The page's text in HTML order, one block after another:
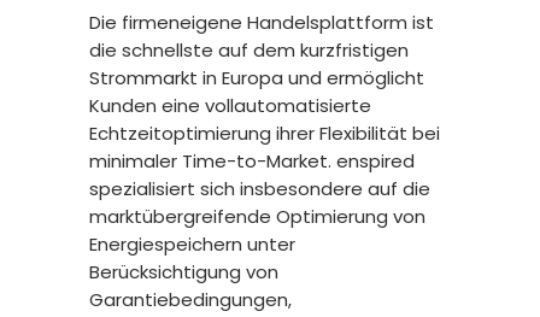
Die firmeneigene Handelsplattform ist
die schnellste auf dem kurzfristigen
Strommarkt in Europa und ermöglicht
Kunden eine vollautomatisierte
Echtzeitoptimierung ihrer Flexibilität bei
minimaler Time-to-Market. enspired
spezialisiert sich insbesondere auf die
marktübergreifende Optimierung von
Energiespeichern unter
Berücksichtigung von
Garantiebedingungen,